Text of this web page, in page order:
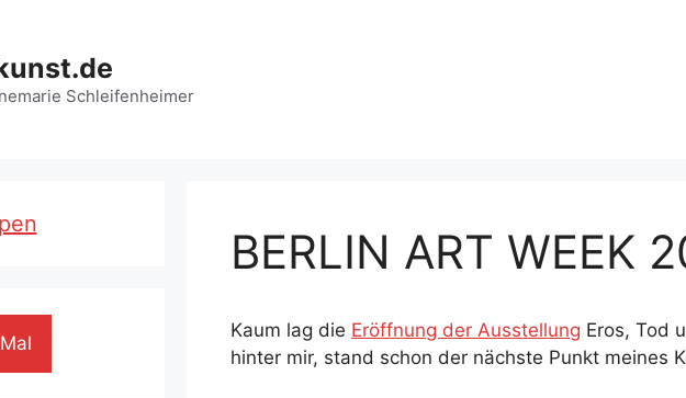
Schleifenheimer
BERLIN ART WEEK
Kaum lag die Eröffnung der Ausstellung Eros, Tod
hinter mir, stand schon der nächste Punkt meines